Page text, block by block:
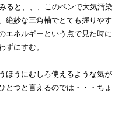
ると、、、このペンで大気汚染
絶妙な三角軸でとても握りやす
エネルギーという点で見た時に
ずにすむ。
ほうにむしろ使えるような気が
とつと言えるのでは・・・ちょ